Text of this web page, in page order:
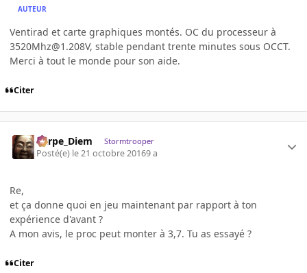
AUTEUR
Ventirad et carte graphiques montés. OC du processeur à
3520Mhz@1.208V, stable pendant trente minutes sous OCCT.
Merci à tout le monde pour son aide.
Citer
Carpe_Diem Stormtrooper
Posté(e) le 21 octobre 20169 a
Re,
et ça donne quoi en jeu maintenant par rapport à ton
expérience d'avant ?
A mon avis, le proc peut monter à 3,7. Tu as essayé ?
Citer